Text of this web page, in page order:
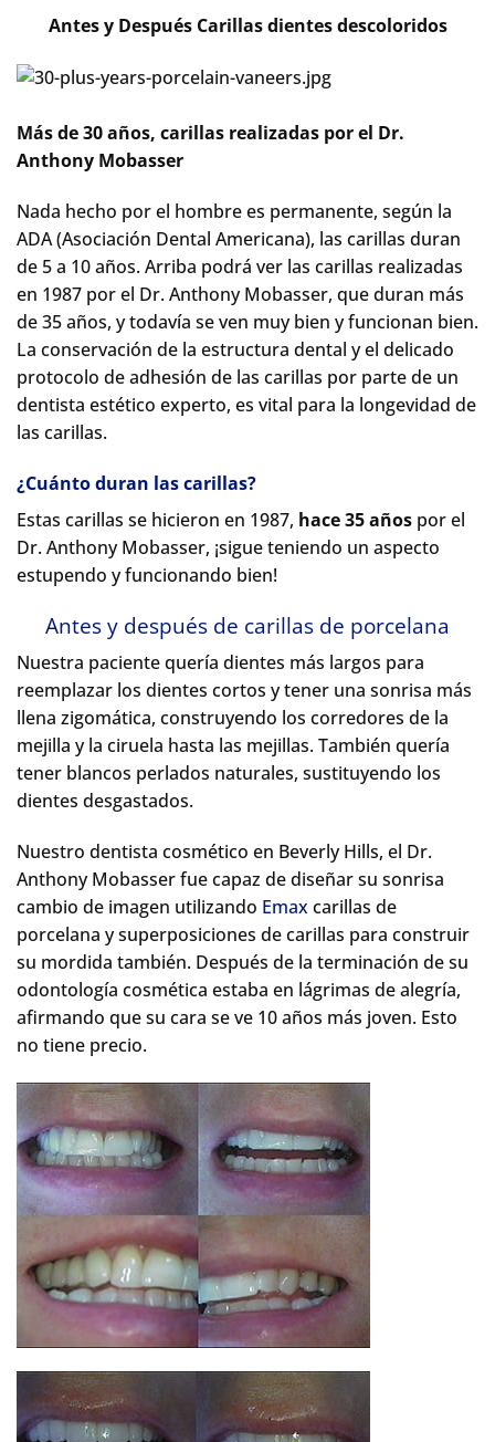
Antes y Después Carillas dientes descoloridos
Más de 30 años, carillas realizadas por el Dr.
Anthony Mobasser
Nada hecho por el hombre es permanente, según la
ADA (Asociación Dental Americana), las carillas duran
de 5 a 10 años. Arriba podrá ver las carillas realizadas
en 1987 por el Dr. Anthony Mobasser, que duran más
de 35 años, y todavía se ven muy bien y funcionan bien.
La conservación de la estructura dental y el delicado
protocolo de adhesión de las carillas por parte de un
dentista estético experto, es vital para la longevidad de
las carillas.
¿Cuánto duran las carillas?
Estas carillas se hicieron en 1987, hace 35 años por el
Dr. Anthony Mobasser, ¡sigue teniendo un aspecto
estupendo y funcionando bien!
Antes y después de carillas de porcelana
Nuestra paciente quería dientes más largos para
reemplazar los dientes cortos y tener una sonrisa más
llena zigomática, construyendo los corredores de la
mejilla y la ciruela hasta las mejillas. También quería
tener blancos perlados naturales, sustituyendo los
dientes desgastados.
Nuestro dentista cosmético en Beverly Hills, el Dr.
Anthony Mobasser fue capaz de diseñar su sonrisa
cambio de imagen utilizando Emax carillas de
porcelana y superposiciones de carillas para construir
su mordida también. Después de la terminación de su
odontología cosmética estaba en lágrimas de alegría,
afirmando que su cara se ve 10 años más joven. Esto
no tiene precio.